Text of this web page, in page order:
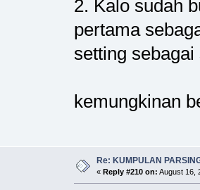
2. Kalo sudah
pertama
setting sebagai
kemungkinan
Re: KUMPULAN
« Reply #210 on: August 16,